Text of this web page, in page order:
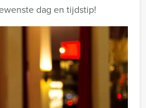
dag en tijdstip!